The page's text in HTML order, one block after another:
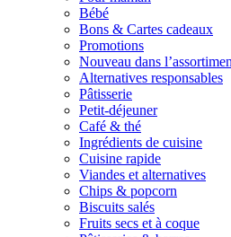
Bébé
Bons & Cartes cadeaux
Promotions
Nouveau dans
Alternatives responsables
Pâtisserie
Petit-déjeuner
Café & thé
Ingrédients de cuisine
Cuisine rapide
Viandes et alternatives
Chips & popcorn
Biscuits salés
Fruits secs et à coque